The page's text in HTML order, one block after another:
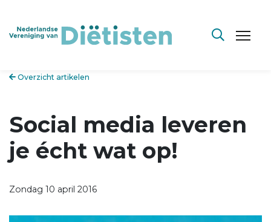
Overzicht artikelen
Social media leveren
je écht wat op!
Zondag 10 april 2016